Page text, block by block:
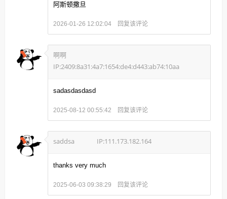
阿斯顿撒旦
2026-01-26 12:02:04 回复该评论
啊啊
IP:2409:8a31:4a7:1654:de4:d443:ab74:10aa
sadasdasdasd
2025-08-12 00:55:42 回复该评论
saddsa IP:111.173.182.164
thanks very much
2025-06-03 09:38:29 回复该评论